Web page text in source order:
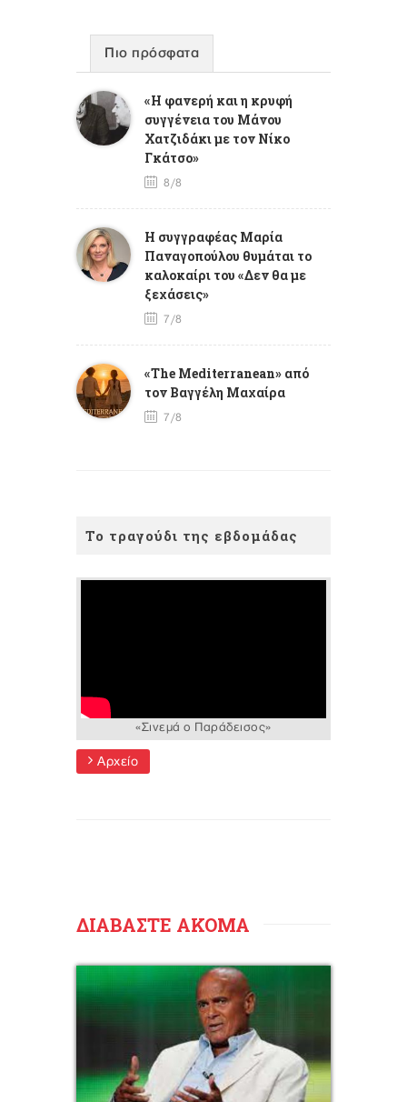
Πιο πρόσφατα
«Η φανερή και η κρυφή
συγγένεια του Μάνου
Χατζιδάκι με τον Νίκο
Γκάτσο»
8/8
Η συγγραφέας Μαρία
Παναγοπούλου θυμάται το
καλοκαίρι του «Δεν θα με
ξεχάσεις»
7/8
«The Mediterranean» από
τον Βαγγέλη Μαχαίρα
7/8
Το τραγούδι της εβδομάδας
«Σινεμά ο Παράδεισος»
Αρχείο
ΔΙΑΒΑΣΤΕ ΑΚΟΜΑ